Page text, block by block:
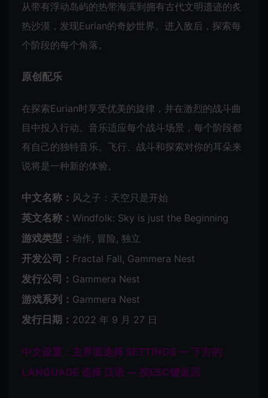
从带有浮动岛屿的热带海滨到拥有古代文明遗迹的炙
热沙漠，发现Eurian的奇妙世界。进入敌后，探索每
个阶段的每个角落。
原创配乐
在探索Eurian时享受优美的旋律，并在激烈的战斗曲
目中投入行动。音乐适应每个战斗场景，每个阶段都
有自己的独特音乐。飞行、战斗和探索对你的耳朵来
说将是一种新的体验。
中文名称： 风之子：天空只是开始
英文名称： Windfolk: Sky is just the Beginning
游戏类型： 动作, 冒险, 独立
开发公司： Fractal Fall, Gammera Nest
发行公司： Gammera Nest
游戏系列： Gammera Nest
发行日期： 2022 年 9 月 27 日
中文设置：主界面选择 SETTINGS — 下方的
LANGUAGE 选择 汉语 — 按ESC键返回